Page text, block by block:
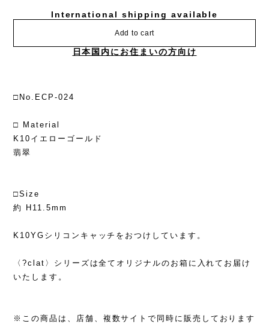
International shipping available
Add to cart
日本国内にお住まいの方向け
□No.ECP-024
□ Material
K10イエローゴールド
翡翠
□Size
約 H11.5mm
K10YGシリコンキャッチをおつけしています。
〈?clat〉シリーズは全てオリジナルのお箱に入れてお届け
いたします。
※この商品は、店舗、複数サイトで同時に販売しております